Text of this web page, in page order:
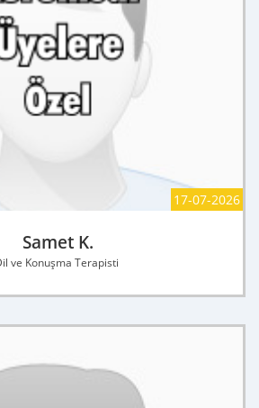
17-07-2026
Samet K.
ve Konuşma Terapisti